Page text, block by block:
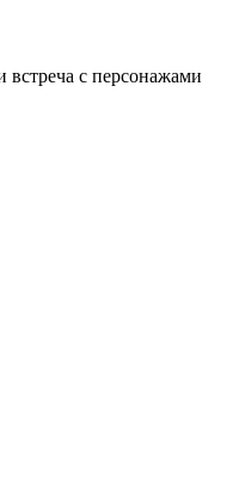
встреча с персонажами